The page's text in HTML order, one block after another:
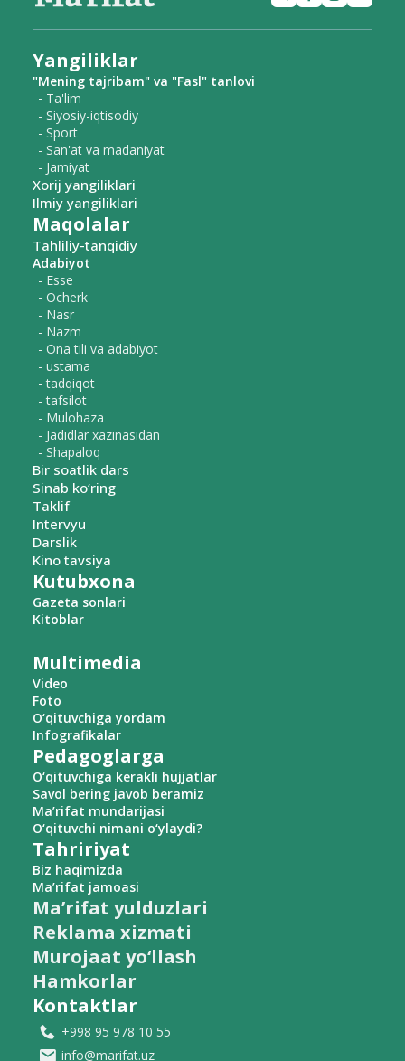
Yangiliklar
"Mening tajribam" va "Fasl" tanlovi
- Ta'lim
- Siyosiy-iqtisodiy
- Sport
- San'at va madaniyat
- Jamiyat
Xorij yangiliklari
Ilmiy yangiliklari
Maqolalar
Tahliliy-tanqidiy
Adabiyot
- Esse
- Ocherk
- Nasr
- Nazm
- Ona tili va adabiyot
- ustama
- tadqiqot
- tafsilot
- Mulohaza
- Jadidlar xazinasidan
- Shapaloq
Bir soatlik dars
Sinab ko‘ring
Taklif
Intervyu
Darslik
Kino tavsiya
Kutubxona
Gazeta sonlari
Kitoblar
Multimedia
Video
Foto
O‘qituvchiga yordam
Infografikalar
Pedagoglarga
O‘qituvchiga kerakli hujjatlar
Savol bering javob beramiz
Ma’rifat mundarijasi
O‘qituvchi nimani o‘ylaydi?
Tahririyat
Biz haqimizda
Ma’rifat jamoasi
Ma’rifat yulduzlari
Reklama xizmati
Murojaat yo‘llash
Hamkorlar
Kontaktlar
+998 95 978 10 55
info@marifat.uz